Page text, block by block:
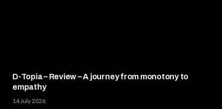
D-Topia – Review – A journey from monotony to
empathy
14 July 2026